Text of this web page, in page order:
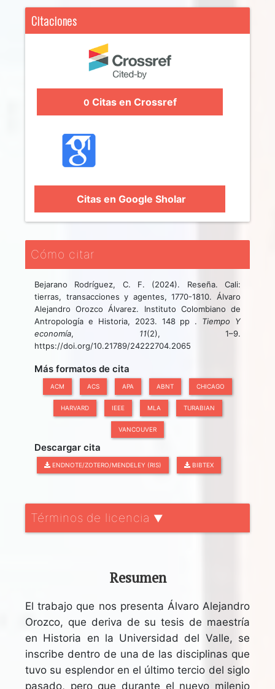
Citaciones
0 Citas en Crossref
Citas en Google Sholar
Cómo citar
Bejarano Rodríguez, C. F. (2024). Reseña. Cali:
tierras, transacciones y agentes, 1770-1810. Álvaro
Alejandro Orozco Álvarez. Instituto Colombiano de
Antropología e Historia, 2023. 148 pp . Tiempo Y
economía, 11(2), 1–9.
https://doi.org/10.21789/24222704.2065
Más formatos de cita
ACM ACS APA ABNT CHICAGO
HARVARD IEEE MLA TURABIAN
VANCOUVER
Descargar cita
ENDNOTE/ZOTERO/MENDELEY (RIS) BIBTEX
Términos de licencia ▼
Resumen
El trabajo que nos presenta Álvaro Alejandro
Orozco, que deriva de su tesis de maestría
en Historia en la Universidad del Valle, se
inscribe dentro de una de las disciplinas que
tuvo su esplendor en el último tercio del siglo
pasado, pero que durante el nuevo milenio